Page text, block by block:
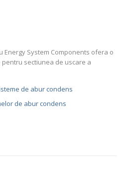
Energy System Components ofera o
sectiunea de uscare a
de abur condens
de abur condens